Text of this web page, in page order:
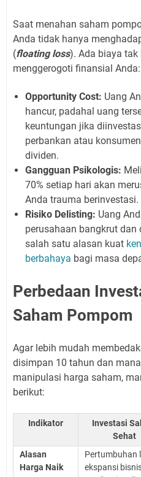
Saat menahan saham
Anda tidak hanya
(floating loss). Ada biaya
menggerogoti finansial Anda:
Opportunity Cost: Uang
hancur, padahal uang
keuntungan jika
perbankan atau
dividen.
Gangguan Psikologis:
70% setiap hari akan
Anda trauma berinvestasi.
Risiko Delisting: Uang
perusahaan bangkrut
salah satu alasan kuat
berbahaya bagi masa
Perbedaan
Saham Pompom
Agar lebih mudah
disimpan 10 tahun dan
manipulasi harga saham,
berikut:
Indikator
Investasi
Sehat
Alasan
Harga Naik
Pertumbuhan
ekspansi